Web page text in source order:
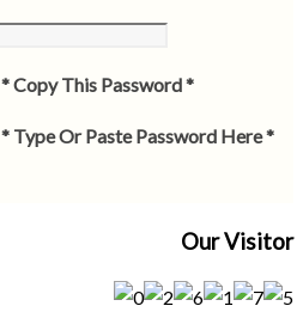
* Copy This Password *
* Type Or Paste Password Here *
Our Visitor